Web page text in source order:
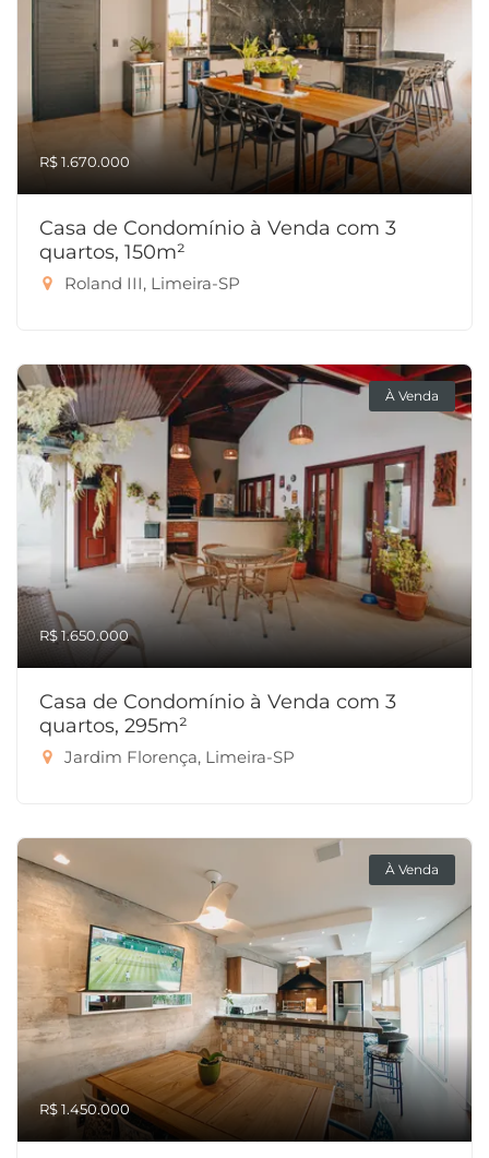
R$ 1.670.000
Casa de Condomínio à Venda com 3
quartos, 150m²
Roland III, Limeira-SP
À Venda
R$ 1.650.000
Casa de Condomínio à Venda com 3
quartos, 295m²
Jardim Florença, Limeira-SP
À Venda
R$ 1.450.000